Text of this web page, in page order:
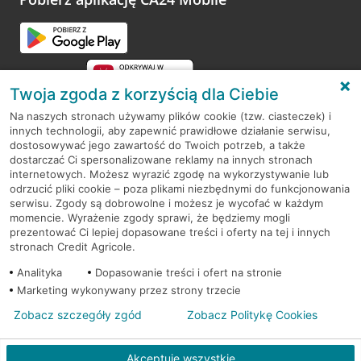
RODO
Regulamin serwisu
Mapa serwisu
PolitykaCookies
© 2026 Credit Agricole Bank Polska S.A. Wszelkie prawa zastrzeżone
Twoja zgoda z korzyścią dla Ciebie
Na naszych stronach używamy plików cookie (tzw. ciasteczek) i
innych technologii, aby zapewnić prawidłowe działanie serwisu,
dostosowywać jego zawartość do Twoich potrzeb, a także
dostarczać Ci spersonalizowane reklamy na innych stronach
internetowych. Możesz wyrazić zgodę na wykorzystywanie lub
odrzucić pliki cookie – poza plikami niezbędnymi do funkcjonowania
serwisu. Zgody są dobrowolne i możesz je wycofać w każdym
momencie. Wyrażenie zgody sprawi, że będziemy mogli
prezentować Ci lepiej dopasowane treści i oferty na tej i innych
stronach Credit Agricole.
Analityka
Dopasowanie treści i ofert na stronie
Marketing wykonywany przez strony trzecie
Akceptuję wszystkie
Zobacz szczegóły zgód Zobacz Politykę Cookies